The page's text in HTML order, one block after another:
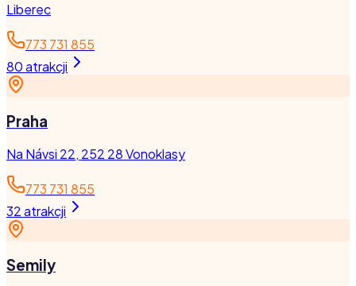
Liberec
773 731 855
80atrakcji
Praha
Na Návsi 22, 252 28 Vonoklasy
773 731 855
32atrakcji
Semily